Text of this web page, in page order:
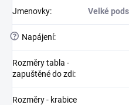
Jmenovky: Velké
? Napájení:
Rozměry tabla -
zapuštěné do zdi:
Rozměry - krabice